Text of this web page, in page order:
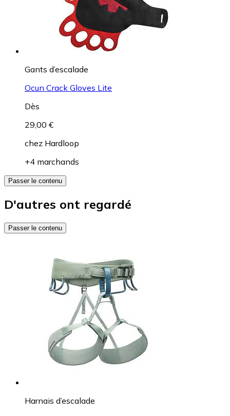
Gants d’escalade
Ocun Crack Gloves Lite
Dès
29,00 €
chez Hardloop
+4 marchands
Passer le contenu
D'autres ont regardé
Passer le contenu
Harnais d’escalade